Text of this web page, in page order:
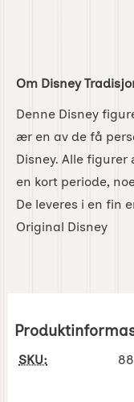
Om Disney
Denne Disney
ær en av de få
Disney. Alle
en kort periode,
De leveres i en fin
Original Disney
SKU: